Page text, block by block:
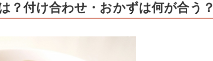
？付け合わせ・おかずは何が合う？